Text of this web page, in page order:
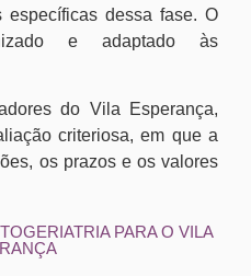
específicas dessa fase. O
e adaptado às
do Vila Esperança,
criteriosa, em que a
os prazos e os valores
PARA O VILA